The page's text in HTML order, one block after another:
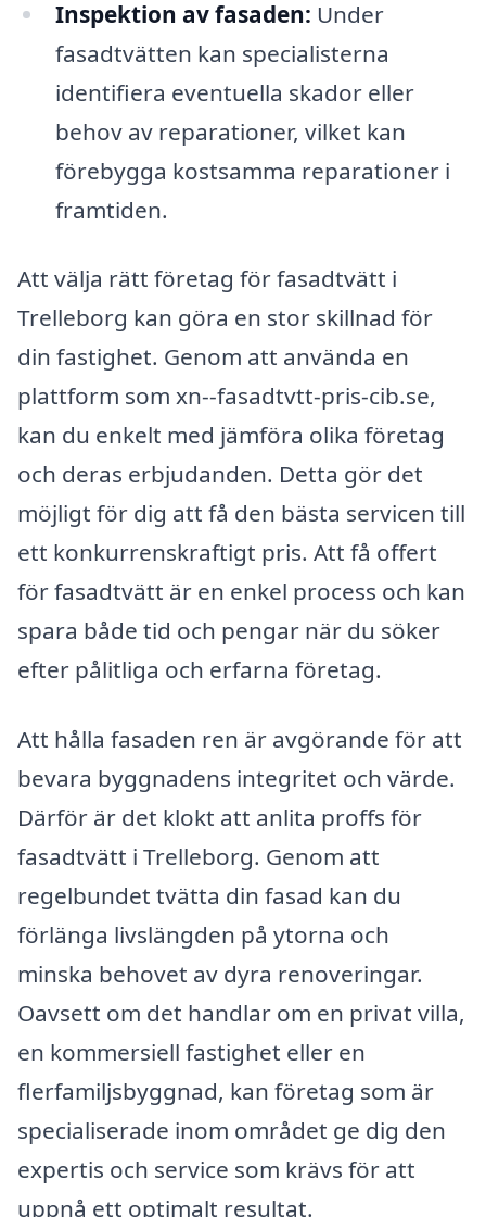
Inspektion av fasaden: Under
fasadtvätten kan specialisterna
identifiera eventuella skador eller
behov av reparationer, vilket kan
förebygga kostsamma reparationer i
framtiden.
Att välja rätt företag för fasadtvätt i
Trelleborg kan göra en stor skillnad för
din fastighet. Genom att använda en
plattform som xn--fasadtvtt-pris-cib.se,
kan du enkelt med jämföra olika företag
och deras erbjudanden. Detta gör det
möjligt för dig att få den bästa servicen till
ett konkurrenskraftigt pris. Att få offert
för fasadtvätt är en enkel process och kan
spara både tid och pengar när du söker
efter pålitliga och erfarna företag.
Att hålla fasaden ren är avgörande för att
bevara byggnadens integritet och värde.
Därför är det klokt att anlita proffs för
fasadtvätt i Trelleborg. Genom att
regelbundet tvätta din fasad kan du
förlänga livslängden på ytorna och
minska behovet av dyra renoveringar.
Oavsett om det handlar om en privat villa,
en kommersiell fastighet eller en
flerfamiljsbyggnad, kan företag som är
specialiserade inom området ge dig den
expertis och service som krävs för att
uppnå ett optimalt resultat.